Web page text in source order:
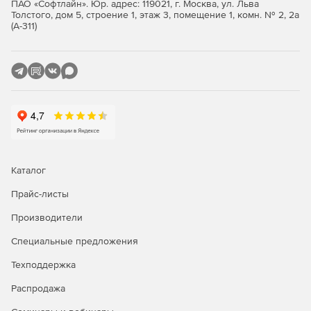
расточка цилиндрических, поверхностей, нарезание
Программирование станков швейцарского
типа. Изготовление деталей на автоматах
швейцарского типа.
Аддитивные и гибридные технологии в
станках, гибридной технологии на токарно-фрезерных
станках
Программирование машин 2D
гидроабразивной, плазменной, кислородной резки и
ПАО «Софтлайн». Юр. адрес: 119021, г. Москва, ул. Льва
Толстого, дом 5, строение 1, этаж 3, помещение 1, комн. № 2, 2а
(А-311)
Каталог
Прайс-листы
Производители
Специальные предложения
Техподдержка
Распродажа